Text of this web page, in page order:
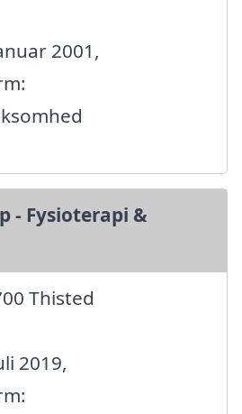
2001,
- Fysioterapi &
Thisted
2019,